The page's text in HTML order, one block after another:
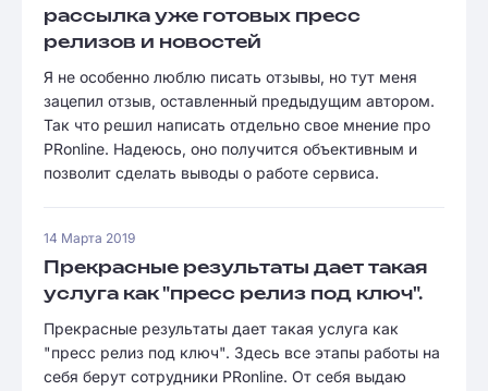
рассылка уже готовых пресс
релизов и новостей
Я не особенно люблю писать отзывы, но тут меня
зацепил отзыв, оставленный предыдущим автором.
Так что решил написать отдельно свое мнение про
PRonline. Надеюсь, оно получится объективным и
позволит сделать выводы о работе сервиса.
14 Марта 2019
Прекрасные результаты дает такая
услуга как "пресс релиз под ключ".
Прекрасные результаты дает такая услуга как
"пресс релиз под ключ". Здесь все этапы работы на
себя берут сотрудники PRonline. От себя выдаю